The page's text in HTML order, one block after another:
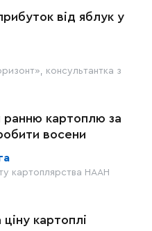
від яблук у
консультантка з
ранню картоплю за
восени
картоплярства НААН
картоплі